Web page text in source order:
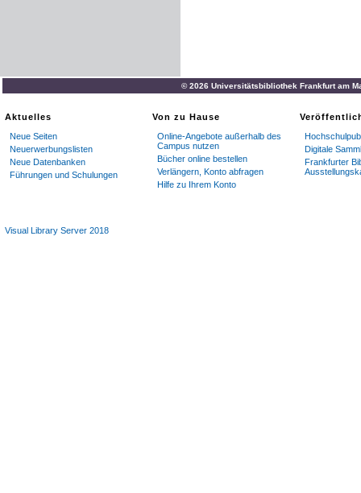
© 2026 Universitätsbibliothek Frankfurt am
Aktuelles
Neue Seiten
Neuerwerbungslisten
Neue Datenbanken
Führungen und Schulungen
Von zu Hause
Online-Angebote außerhalb des
Campus nutzen
Bücher online bestellen
Verlängern, Konto abfragen
Hilfe zu Ihrem Konto
Digitale
Frankfurter
Visual Library Server 2018